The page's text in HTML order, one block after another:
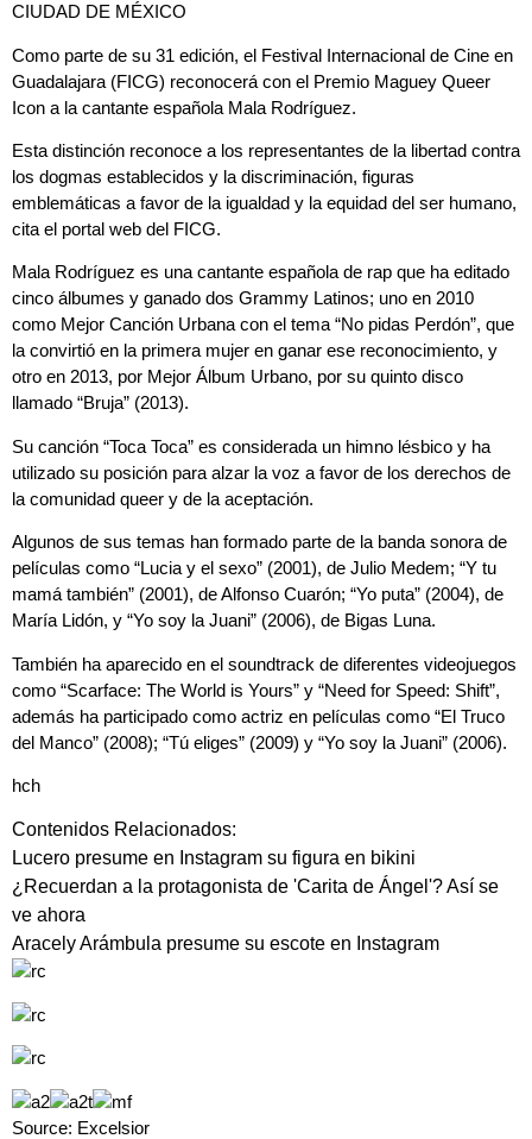
CIUDAD DE MÉXICO
Como parte de su 31 edición, el Festival Internacional de Cine en
Guadalajara (FICG) reconocerá con el Premio Maguey Queer
Icon a la cantante española Mala Rodríguez.
Esta distinción reconoce a los representantes de la libertad contra
los dogmas establecidos y la discriminación, figuras
emblemáticas a favor de la igualdad y la equidad del ser humano,
cita el portal web del FICG.
Mala Rodríguez es una cantante española de rap que ha editado
cinco álbumes y ganado dos Grammy Latinos; uno en 2010
como Mejor Canción Urbana con el tema “No pidas Perdón”, que
la convirtió en la primera mujer en ganar ese reconocimiento, y
otro en 2013, por Mejor Álbum Urbano, por su quinto disco
llamado “Bruja” (2013).
Su canción “Toca Toca” es considerada un himno lésbico y ha
utilizado su posición para alzar la voz a favor de los derechos de
la comunidad queer y de la aceptación.
Algunos de sus temas han formado parte de la banda sonora de
películas como “Lucia y el sexo” (2001), de Julio Medem; “Y tu
mamá también” (2001), de Alfonso Cuarón; “Yo puta” (2004), de
María Lidón, y “Yo soy la Juani” (2006), de Bigas Luna.
También ha aparecido en el soundtrack de diferentes videojuegos
como “Scarface: The World is Yours” y “Need for Speed: Shift”,
además ha participado como actriz en películas como “El Truco
del Manco” (2008); “Tú eliges” (2009) y “Yo soy la Juani” (2006).
hch
Contenidos Relacionados:
Lucero presume en Instagram su figura en bikini
¿Recuerdan a la protagonista de 'Carita de Ángel'? Así se
ve ahora
Aracely Arámbula presume su escote en Instagram
Source: Excelsior